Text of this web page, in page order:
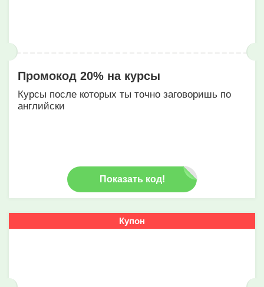
Промокод 20% на курсы
Курсы после которых ты точно заговоришь по
английски
Показать код!
Купон